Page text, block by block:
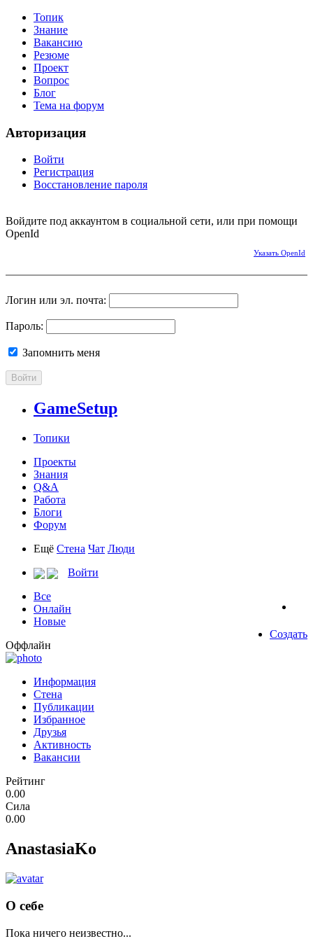
Топик
Знание
Вакансию
Резюме
Проект
Вопрос
Блог
Тема на форум
Авторизация
Войти
Регистрация
Восстановление пароля
Войдите под аккаунтом в социальной сети, или при помощи
OpenId
Указать OpenId
Логин или эл. почта:
Пароль:
Запомнить меня
Войти
GameSetup
Топики
Проекты
Знания
Q&A
Работа
Блоги
Форум
Ещё Стена Чат Люди
Войти
Все
Онлайн
Новые
Создать
Оффлайн
Информация
Стена
Публикации
Избранное
Друзья
Активность
Вакансии
Рейтинг
0.00
Сила
0.00
AnastasiaKo
О себе
Пока ничего неизвестно...